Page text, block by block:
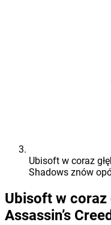
Ubisoft w coraz
Shadows znów
Ubisoft w coraz
Assassin’s